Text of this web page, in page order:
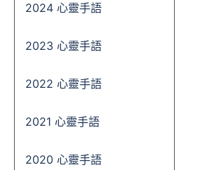
2024 心靈手語
2023 心靈手語
2022 心靈手語
2021 心靈手語
2020 心靈手語